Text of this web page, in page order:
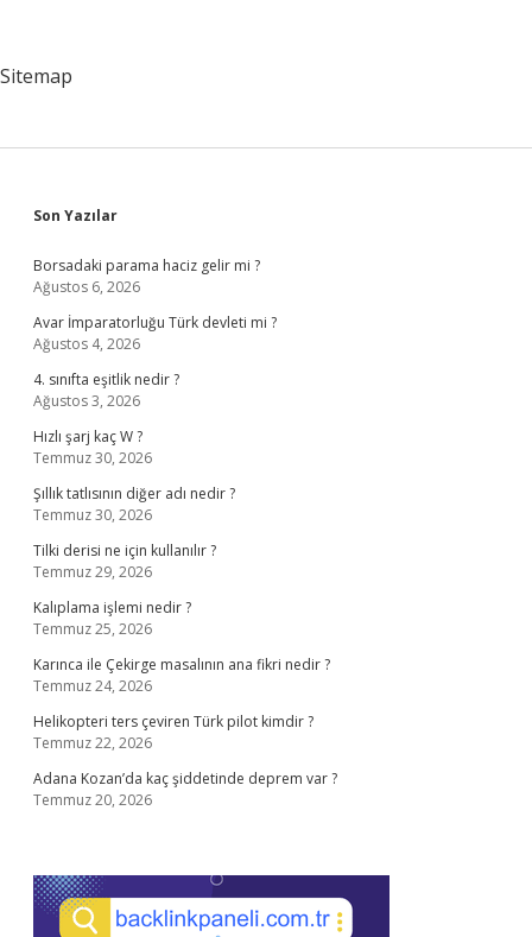
Sitemap
Sidebar
Son Yazılar
Borsadaki parama haciz gelir mi ?
Ağustos 6, 2026
Avar İmparatorluğu Türk devleti mi ?
Ağustos 4, 2026
4. sınıfta eşitlik nedir ?
Ağustos 3, 2026
Hızlı şarj kaç W ?
Temmuz 30, 2026
Şıllık tatlısının diğer adı nedir ?
Temmuz 30, 2026
Tilki derisi ne için kullanılır ?
Temmuz 29, 2026
Kalıplama işlemi nedir ?
Temmuz 25, 2026
Karınca ile Çekirge masalının ana fikri nedir ?
Temmuz 24, 2026
Helikopteri ters çeviren Türk pilot kimdir ?
Temmuz 22, 2026
Adana Kozan’da kaç şiddetinde deprem var ?
Temmuz 20, 2026